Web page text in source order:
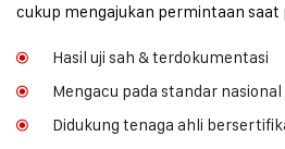
cukup mengajukan permintaan saat
Hasil uji sah & terdokumentasi
Mengacu pada standar nasional
Didukung tenaga ahli